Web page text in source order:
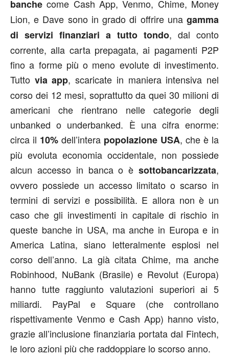
banche come Cash App, Venmo, Chime, Money
Lion, e Dave sono in grado di offrire una gamma
di servizi finanziari a tutto tondo, dal conto
corrente, alla carta prepagata, ai pagamenti P2P
fino a forme più o meno evolute di investimento.
Tutto via app, scaricate in maniera intensiva nel
corso dei 12 mesi, soprattutto da quei 30 milioni di
americani che rientrano nelle categorie degli
unbanked o underbanked. È una cifra enorme:
circa il 10% dell’intera popolazione USA, che è la
più evoluta economia occidentale, non possiede
alcun accesso in banca o è sottobancarizzata,
ovvero possiede un accesso limitato o scarso in
termini di servizi e possibilità. E allora non è un
caso che gli investimenti in capitale di rischio in
queste banche in USA, ma anche in Europa e in
America Latina, siano letteralmente esplosi nel
corso dell’anno. La già citata Chime, ma anche
Robinhood, NuBank (Brasile) e Revolut (Europa)
hanno tutte raggiunto valutazioni superiori ai 5
miliardi. PayPal e Square (che controllano
rispettivamente Venmo e Cash App) hanno visto,
grazie all’inclusione finanziaria portata dal Fintech,
le loro azioni più che raddoppiare lo scorso anno.